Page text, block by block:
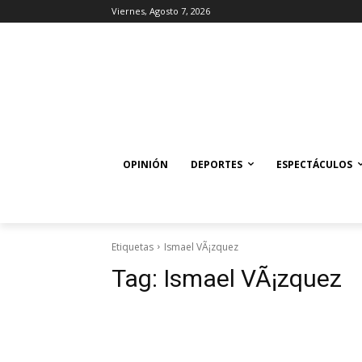
Viernes, Agosto 7, 2026
OPINIÓN DEPORTES ESPECTÁCULOS
Etiquetas Ismael VÃ¡zquez
Tag: Ismael VÃ¡zquez